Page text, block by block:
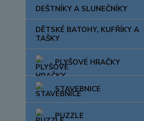
DEŠTNÍKY A SLUNEČNÍKY
DĚTSKÉ BATOHY, KUFŘÍKY A
TAŠKY
PLYŠOVÉ HRAČKY
STAVEBNICE
PUZZLE